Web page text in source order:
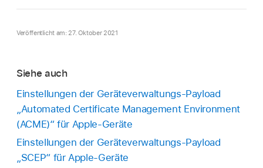
Veröffentlicht am: 27. Oktober 2021
Siehe auch
Einstellungen der Geräteverwaltungs-Payload
„Automated Certificate Management Environment
(ACME)“ für Apple-Geräte
Einstellungen der Geräteverwaltungs-Payload
„SCEP“ für Apple-Geräte